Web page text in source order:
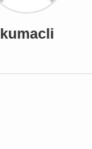
kumacli